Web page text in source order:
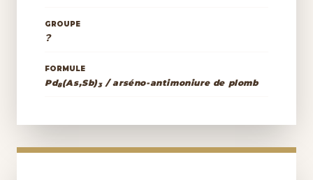
GROUPE
?
FORMULE
Pd8(As,Sb)3/ arséno-antimoniure de plomb